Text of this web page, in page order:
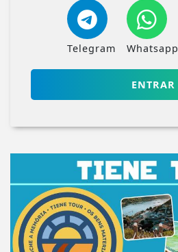
Telegram Whatsapp
ENTRAR